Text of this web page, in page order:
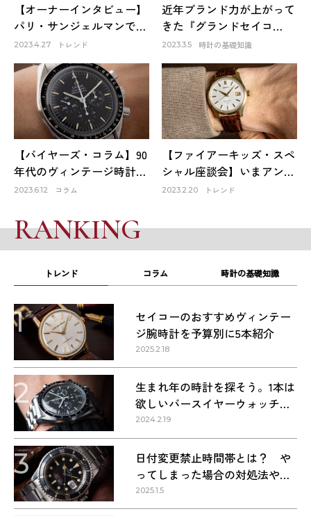
【オーナーインタビュー】
パリ・サンジェルマンで出
会ったロレックスは生涯1
本だけのお気に入り～
HACHIYAクリエイティブデ
ィレクター 蜂谷雅彦
2023.4.27 トレンド
近年ブランド力が上がって
きた『グランドセイコ
ー』。そのファーストモデ
ルは品質も良く、日本の誇
りでもある！
2023.3.5 時計の基礎知識
【バイヤーズ・コラム】90
年代のヴィンテージ時計が
オススメな理由
2023.6.12 コラム
【ファイアーキッズ・スペ
シャル座談会】いまアンテ
ィーク時計市場はどうなっ
2023.2.20 トレンド
RANKING
トレンド コラム 時計の基礎知識
1
セイコーのおすすめヴィンテー
ジ腕時計を予算別に5本紹介
2025.2.18
2
生まれ年の時計を探そう。1本は
欲しいバースイヤーウォッチ・
1960〜1990年代の名作9本
2024.2.19
3
日付変更禁止時間帯とは？ や
ってしまった場合の対処法や正
しい方法
2025.1.5